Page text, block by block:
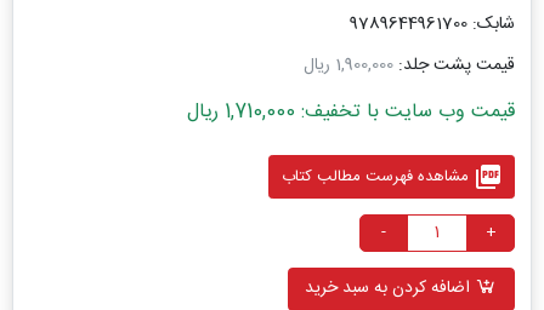
شابک: 9789644961700
قیمت پشت جلد: 1,900,000 ریال
قیمت وب سایت با تخفیف: 1,710,000 ریال
picture_as_pdf مشاهده فهرست مطالب کتاب
+
-
اضافه کردن به سبد خرید